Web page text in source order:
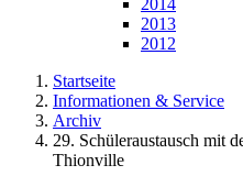
2014
2013
2012
Startseite
Informationen & Service
Archiv
29. Schüleraustausch mit
Thionville